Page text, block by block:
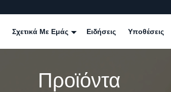
Σχετικά Με Εμάς Ειδήσεις Υποθέσεις
Προϊόντα